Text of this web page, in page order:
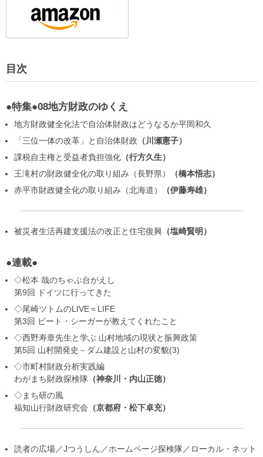
目次
●特集●08地方財政のゆくえ
地方財政健全化法で自治体財政はどうなるか平岡和久
「三位一体の改革」と自治体財政
川瀬憲子
課税自主権と受益者負担強化
行方久生
王滝村の財政健全化の取り組み（長野県）
橋本悟志
赤平市財政健全化の取り組み（北海道）
伊藤寿雄
被災者生活再建支援法の改正と住宅復興 塩崎賢明
●連載●
◇松本 哉のちゃぶ台がえし
第9回 ドイツに行ってきた
◇尾崎ツトムのLIVE＝LIFE
第3回 ピート・シーガーが教えてくれたこと
◇西野寿章先生と学ぶ 山村地域の現状と振興政策
第5回 山村開発史－ダム建設と山村の変貌(3)
◇市町村財政分析実践編
わがまち財政探検隊
神奈川・内山正徳
◇まち研の風
福知山行財政研究会
京都府・松下卓充
読者の広場／Jつうしん／ホームページ探検隊／ローカル・ネット